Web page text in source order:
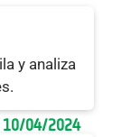
y analiza
10/04/2024